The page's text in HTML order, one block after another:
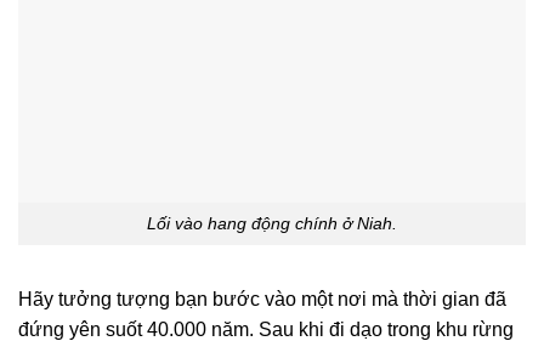
Lối vào hang động chính ở Niah.
Hãy tưởng tượng bạn bước vào một nơi mà thời gian đã
đứng yên suốt 40.000 năm. Sau khi đi dạo trong khu rừng